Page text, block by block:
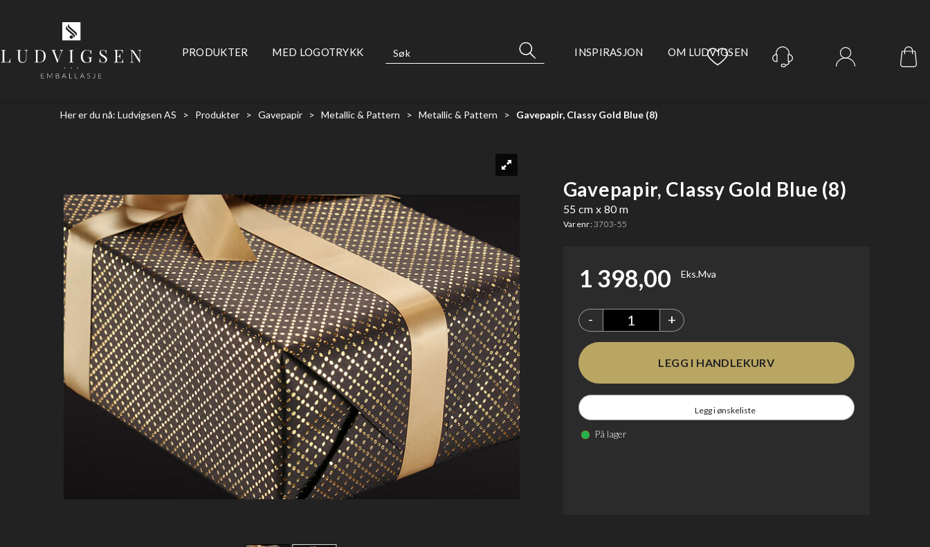
PRODUKTER MED LOGOTRYKK INSPIRASJON OM LUDVIGSEN
Her er du nå: Ludvigsen AS > Produkter > Gavepapir > Metallic & Pattern > Metallic & Pattern > Gavepapir, Classy Gold Blue (8)
Gavepapir, Classy Gold Blue (8)
55 cm x 80 m
Varenr:3703-55
1 398,00 Eks.Mva
- +
Legg i ønskeliste
På lager